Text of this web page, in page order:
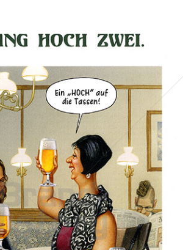
THALHEIMER HEILWASSER GMBH 2022